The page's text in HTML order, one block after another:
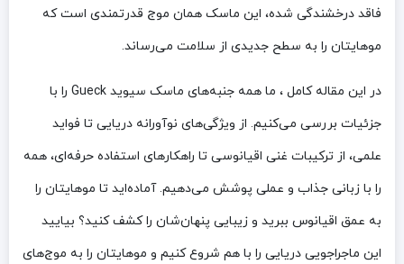
فاقد درخشندگی شده، این ماسک همان موج قدرتمندی است که
موهایتان را به سطح جدیدی از سلامت می‌رساند.
در این مقاله کامل ، ما همه جنبه‌های ماسک سیوید Gueck را با
جزئیات بررسی می‌کنیم. از ویژگی‌های نوآورانه دریایی تا فواید
علمی، از ترکیبات غنی اقیانوسی تا راهکارهای استفاده حرفه‌ای، همه
را با زبانی جذاب و عملی پوشش می‌دهیم. آماده‌اید تا موهایتان را
به عمق اقیانوس ببرید و زیبایی پنهان‌شان را کشف کنید؟ بیایید
این ماجراجویی دریایی را با هم شروع کنیم و موهایتان را به موج‌های